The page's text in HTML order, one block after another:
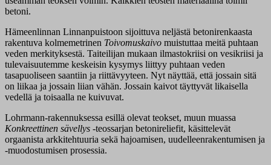
betoni.
Hämeenlinnan Linnanpuistoon sijoittuva neljästä betonirenkaasta
rakentuva kolmemetrinen Toivomuskaivo muistuttaa meitä puhtaan
veden merkityksestä. Taiteilijan mukaan ilmastokriisi on vesikriisi ja
tulevaisuutemme keskeisin kysymys liittyy puhtaan veden
tasapuoliseen saantiin ja riittävyyteen. Nyt näyttää, että jossain sitä
on liikaa ja jossain liian vähän. Jossain kaivot täyttyvät likaisella
vedellä ja toisaalla ne kuivuvat.
Lohrmann-rakennuksessa esillä olevat teokset, muun muassa
Konkreettinen sävellys -teossarjan betonireliefit, käsittelevät
orgaanista arkkitehtuuria sekä hajoamisen, uudelleenrakentumisen ja
-muodostumisen prosessia.